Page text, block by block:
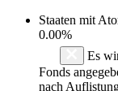
Staaten mit
0.00%
Es
Fonds
nach